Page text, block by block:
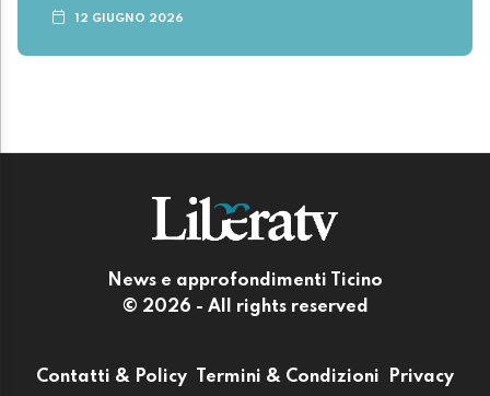
12 GIUGNO 2026
News e approfondimenti Ticino
© 2026 - All rights reserved
Contatti & Policy Termini & Condizioni Privacy